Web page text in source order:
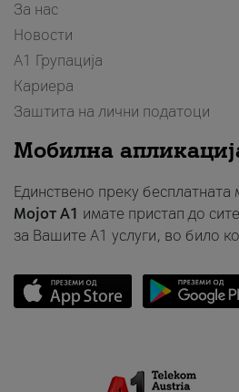
За нас
Новости
А1 Групација
Кариера
Заштита на лични податоци
Мобилна
Единствено преку бесплатната
Мојот A1 имате пристап до
за Вашите A1 услуги, во било